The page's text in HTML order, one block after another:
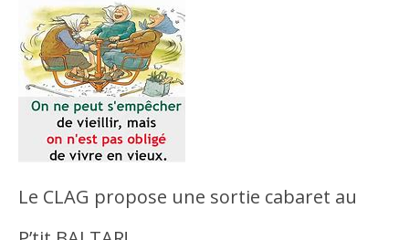
Le CLAG propose une sortie cabaret au